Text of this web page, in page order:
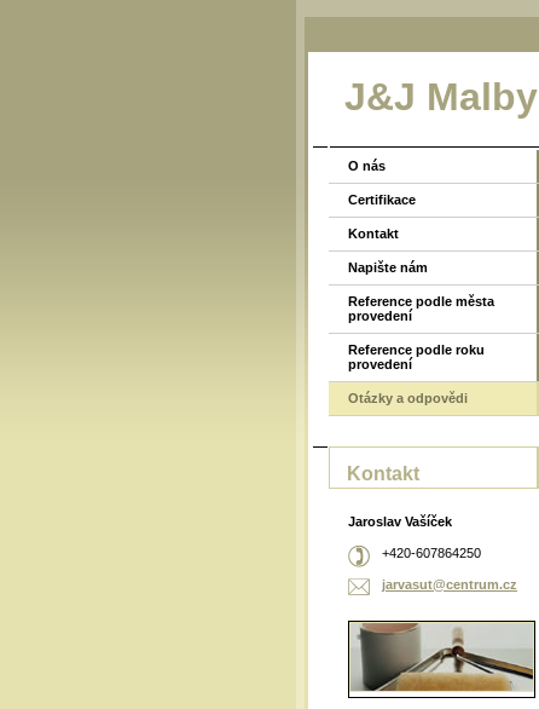
J&J Malby
O nás
Certifikace
Kontakt
Napište nám
Reference podle města
provedení
Reference podle roku
provedení
Otázky a odpovědi
Kontakt
Jaroslav Vašíček
+420-607864250
jarvasut@centrum.cz